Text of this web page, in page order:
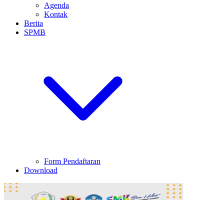
Agenda
Kontak
Berita
SPMB
Form Pendaftaran
Download